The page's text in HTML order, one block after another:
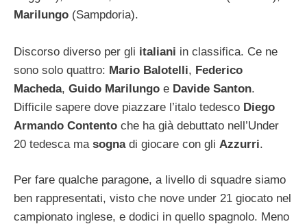
Marilungo (Sampdoria).
Discorso diverso per gli italiani in classifica. Ce ne
sono solo quattro: Mario Balotelli, Federico
Macheda, Guido Marilungo e Davide Santon.
Difficile sapere dove piazzare l’italo tedesco Diego
Armando Contento che ha già debuttato nell’Under
20 tedesca ma sognadi giocare con gli Azzurri.
Per fare qualche paragone, a livello di squadre siamo
ben rappresentati, visto che nove under 21 giocato nel
campionato inglese, e dodici in quello spagnolo. Meno